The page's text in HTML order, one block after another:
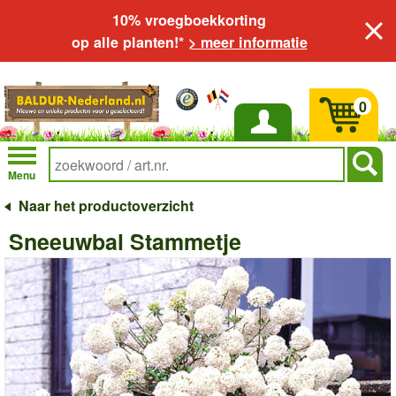
10% vroegboekkorting
op alle planten!* > meer informatie
Inloggen
Menu
0
Naar het productoverzicht
Sneeuwbal Stammetje